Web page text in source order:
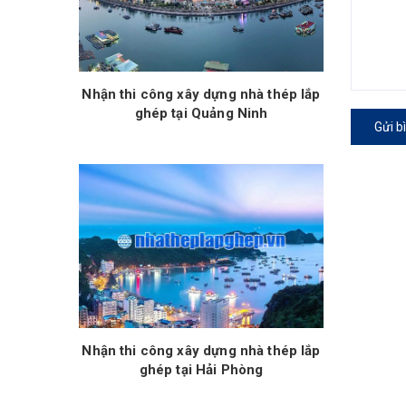
Gửi
Nhận thi công xây dựng nhà thép lắp
ghép tại Quảng Ninh
Nhận thi công xây dựng nhà thép lắp
ghép tại Hải Phòng